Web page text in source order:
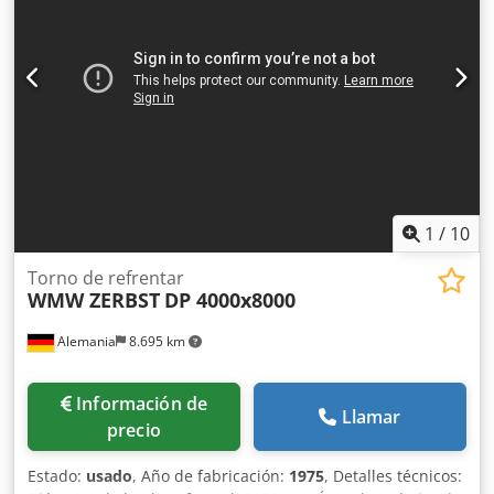
piezas pequeñas Lynette *
1 / 10
Alemania 8.695 km
Torno de refrentar
WMW ZERBST DP 4000x8000
Información de
precio
Llamar
Estado: usado, Año de fabricación: 1975, Detalles técnicos: